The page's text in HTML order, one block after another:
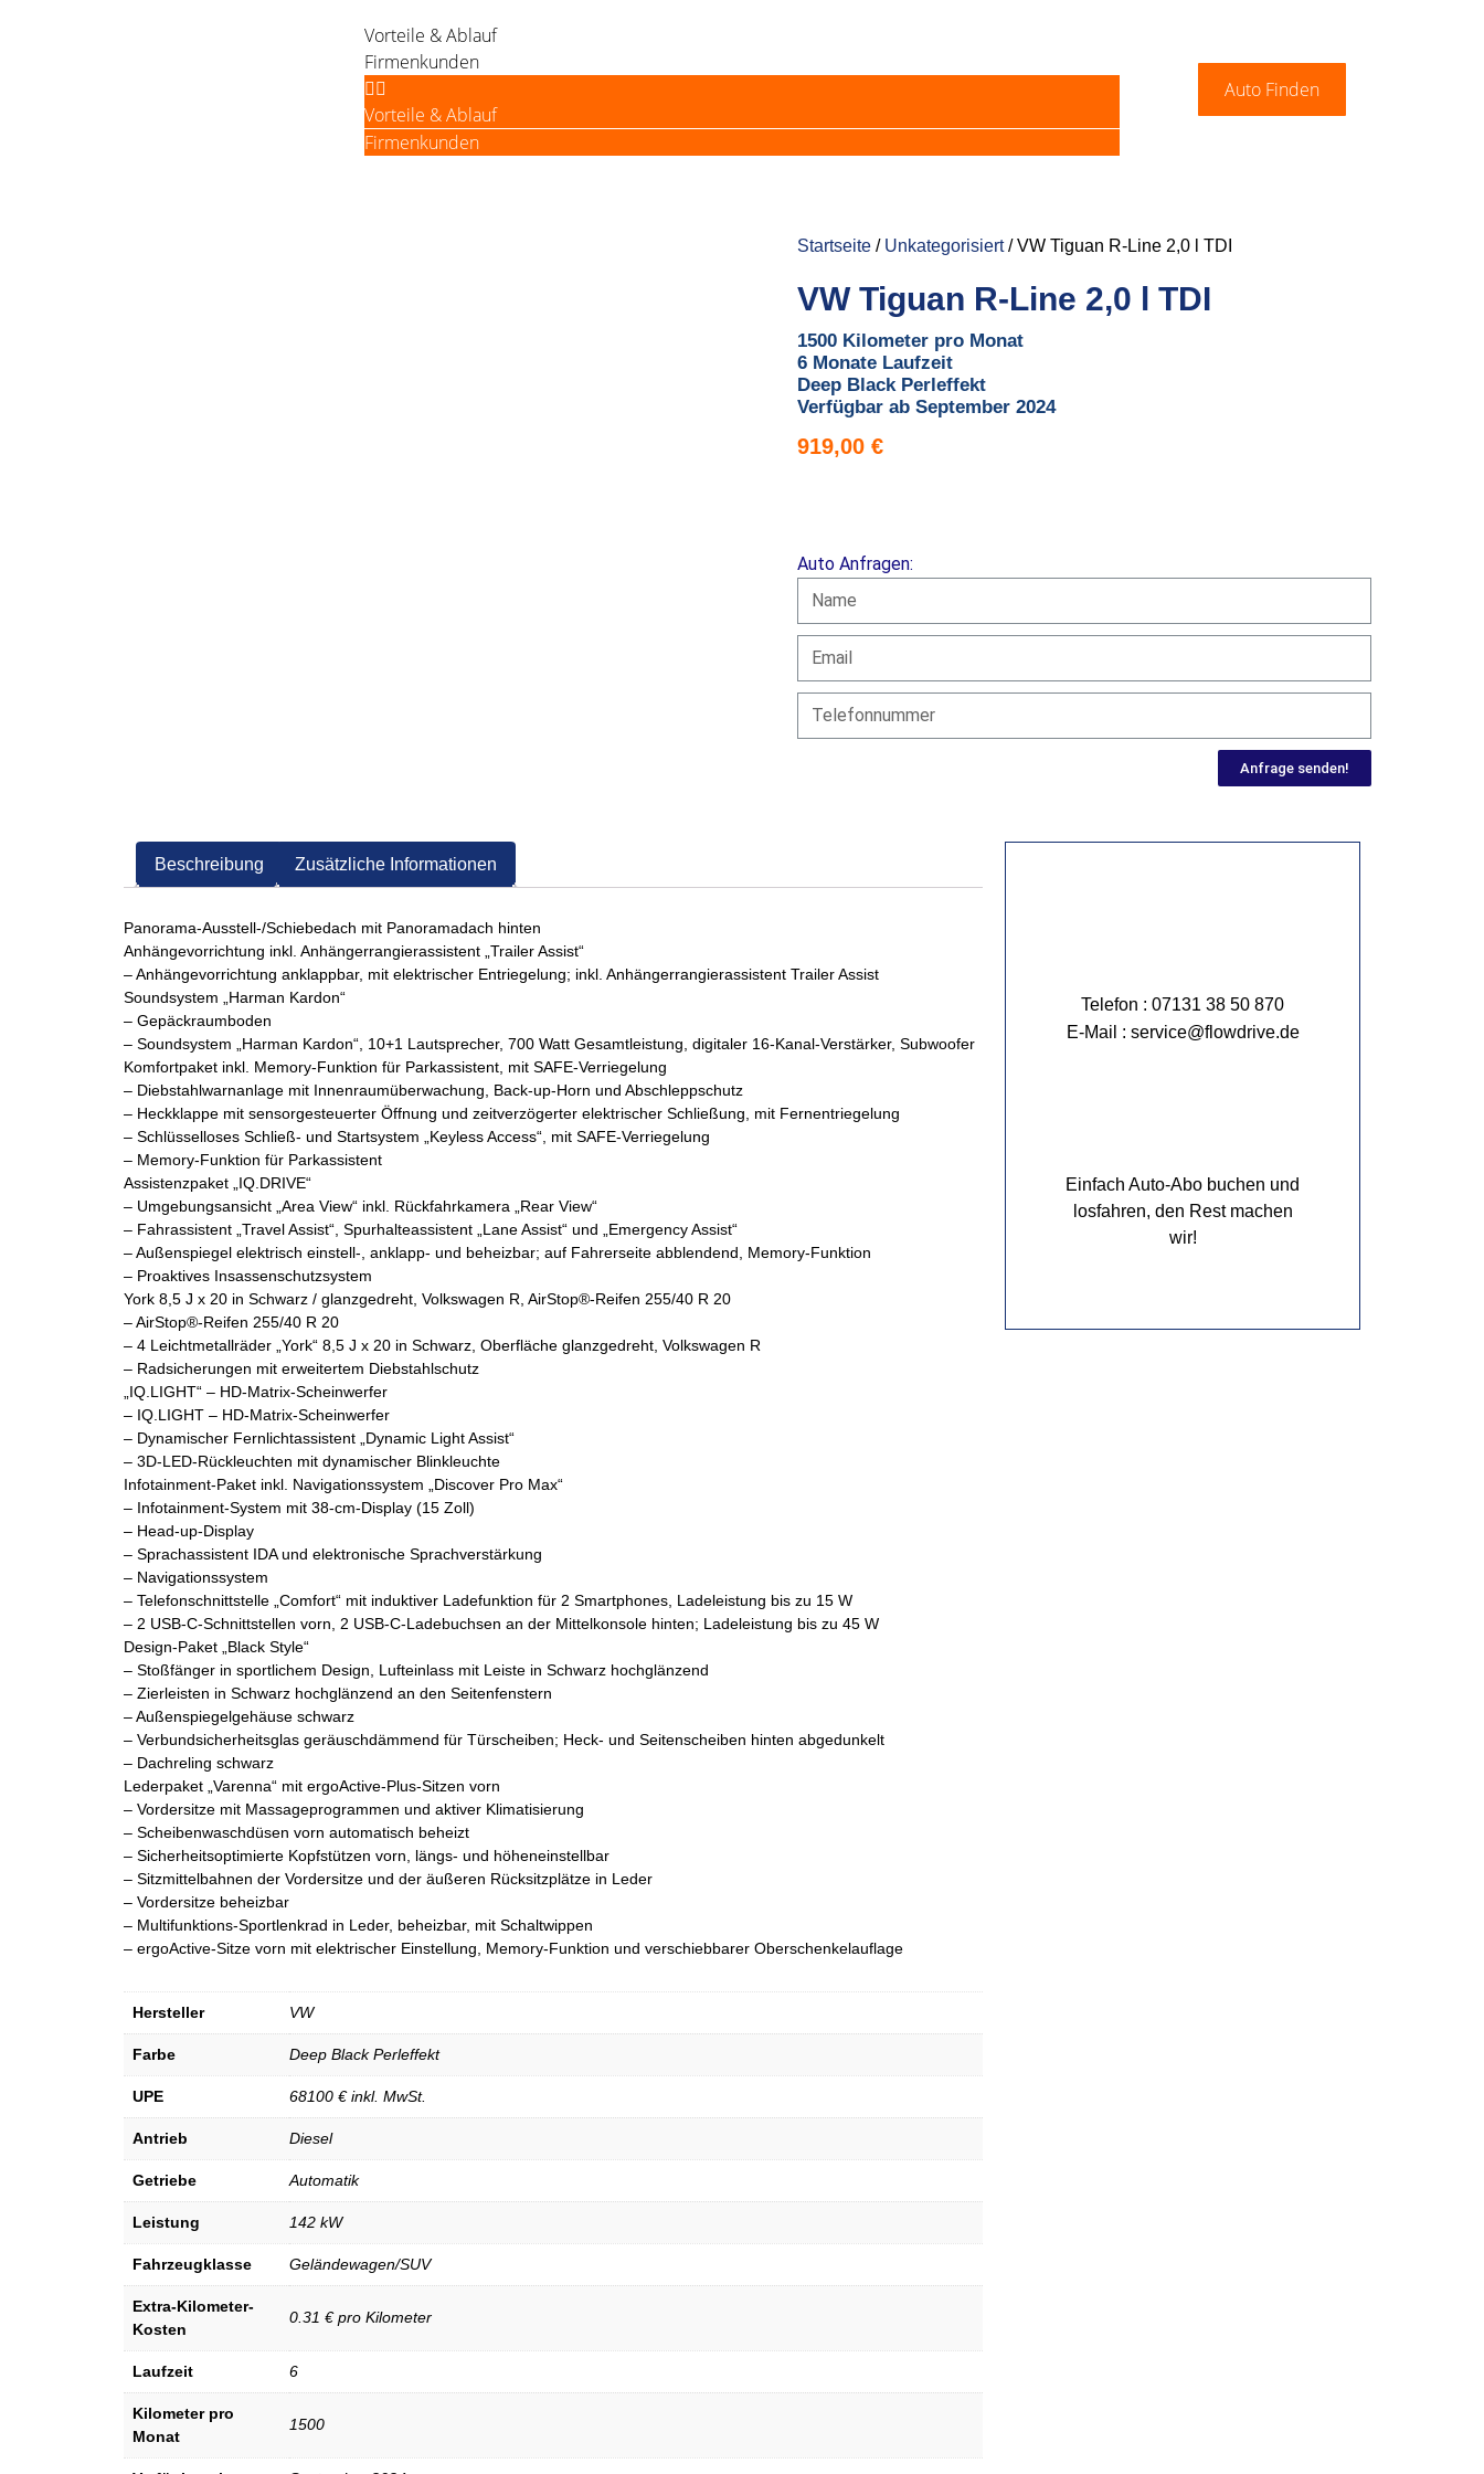
Vorteile & Ablauf
Firmenkunden
Vorteile & Ablauf
Firmenkunden
Auto Finden
Startseite / Unkategorisiert/ VW Tiguan R-Line 2,0 l TDI
VW Tiguan R-Line 2,0 l TDI
1500 Kilometer pro Monat
6 Monate Laufzeit
Deep Black Perleffekt
Verfügbar ab September 2024
919,00 €
Auto Anfragen:
Anfrage senden!
Beschreibung Zusätzliche Informationen
Panorama-Ausstell-/Schiebedach mit Panoramadach hinten
Anhängevorrichtung inkl. Anhängerrangierassistent „Trailer Assist“
– Anhängevorrichtung anklappbar, mit elektrischer Entriegelung; inkl. Anhängerrangierassistent Trailer Assist
Soundsystem „Harman Kardon“
– Gepäckraumboden
– Soundsystem „Harman Kardon“, 10+1 Lautsprecher, 700 Watt Gesamtleistung, digitaler 16-Kanal-Verstärker, Subwoofer
Komfortpaket inkl. Memory-Funktion für Parkassistent, mit SAFE-Verriegelung
– Diebstahlwarnanlage mit Innenraumüberwachung, Back-up-Horn und Abschleppschutz
– Heckklappe mit sensorgesteuerter Öffnung und zeitverzögerter elektrischer Schließung, mit Fernentriegelung
– Schlüsselloses Schließ- und Startsystem „Keyless Access“, mit SAFE-Verriegelung
– Memory-Funktion für Parkassistent
Assistenzpaket „IQ.DRIVE“
– Umgebungsansicht „Area View“ inkl. Rückfahrkamera „Rear View“
– Fahrassistent „Travel Assist“, Spurhalteassistent „Lane Assist“ und „Emergency Assist“
– Außenspiegel elektrisch einstell-, anklapp- und beheizbar; auf Fahrerseite abblendend, Memory-Funktion
– Proaktives Insassenschutzsystem
York 8,5 J x 20 in Schwarz / glanzgedreht, Volkswagen R, AirStop®-Reifen 255/40 R 20
– AirStop®-Reifen 255/40 R 20
– 4 Leichtmetallräder „York“ 8,5 J x 20 in Schwarz, Oberfläche glanzgedreht, Volkswagen R
– Radsicherungen mit erweitertem Diebstahlschutz
„IQ.LIGHT“ – HD-Matrix-Scheinwerfer
– IQ.LIGHT – HD-Matrix-Scheinwerfer
– Dynamischer Fernlichtassistent „Dynamic Light Assist“
– 3D-LED-Rückleuchten mit dynamischer Blinkleuchte
Infotainment-Paket inkl. Navigationssystem „Discover Pro Max“
– Infotainment-System mit 38-cm-Display (15 Zoll)
– Head-up-Display
– Sprachassistent IDA und elektronische Sprachverstärkung
– Navigationssystem
– Telefonschnittstelle „Comfort“ mit induktiver Ladefunktion für 2 Smartphones, Ladeleistung bis zu 15 W
– 2 USB-C-Schnittstellen vorn, 2 USB-C-Ladebuchsen an der Mittelkonsole hinten; Ladeleistung bis zu 45 W
Design-Paket „Black Style“
– Stoßfänger in sportlichem Design, Lufteinlass mit Leiste in Schwarz hochglänzend
– Zierleisten in Schwarz hochglänzend an den Seitenfenstern
– Außenspiegelgehäuse schwarz
– Verbundsicherheitsglas geräuschdämmend für Türscheiben; Heck- und Seitenscheiben hinten abgedunkelt
– Dachreling schwarz
Lederpaket „Varenna“ mit ergoActive-Plus-Sitzen vorn
– Vordersitze mit Massageprogrammen und aktiver Klimatisierung
– Scheibenwaschdüsen vorn automatisch beheizt
– Sicherheitsoptimierte Kopfstützen vorn, längs- und höheneinstellbar
– Sitzmittelbahnen der Vordersitze und der äußeren Rücksitzplätze in Leder
– Vordersitze beheizbar
– Multifunktions-Sportlenkrad in Leder, beheizbar, mit Schaltwippen
– ergoActive-Sitze vorn mit elektrischer Einstellung, Memory-Funktion und verschiebbarer Oberschenkelauflage
Hersteller VW
Farbe Deep Black Perleffekt
UPE 68100 € inkl. MwSt.
Antrieb Diesel
Getriebe Automatik
Leistung 142 kW
Fahrzeugklasse Geländewagen/SUV
Extra-Kilometer-
Kosten
0.31 € pro Kilometer
Laufzeit 6
Kilometer pro
Monat
1500
Telefon : 07131 38 50 870
E-Mail : service@flowdrive.de
Einfach Auto-Abo buchen und
losfahren, den Rest machen
wir!